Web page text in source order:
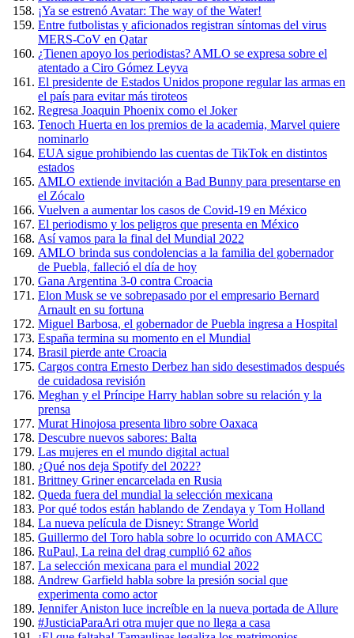
¡Ya se estrenó Avatar: The way of the Water!
Entre futbolistas y aficionados registran síntomas del virus
MERS-CoV en Qatar
¿Tienen apoyo los periodistas? AMLO se expresa sobre el
atentado a Ciro Gómez Leyva
El presidente de Estados Unidos propone regular las armas en
el país para evitar más tiroteos
Regresa Joaquin Phoenix como el Joker
Tenoch Huerta en los premios de la academia, Marvel quiere
nominarlo
EUA sigue prohibiendo las cuentas de TikTok en distintos
estados
AMLO extiende invitación a Bad Bunny para presentarse en
el Zócalo
Vuelven a aumentar los casos de Covid-19 en México
El periodismo y los peligros que presenta en México
Así vamos para la final del Mundial 2022
AMLO brinda sus condolencias a la familia del gobernador
de Puebla, falleció el día de hoy
Gana Argentina 3-0 contra Croacia
Elon Musk se ve sobrepasado por el empresario Bernard
Arnault en su fortuna
Miguel Barbosa, el gobernador de Puebla ingresa a Hospital
España termina su momento en el Mundial
Brasil pierde ante Croacia
Cargos contra Ernesto Derbez han sido desestimados después
de cuidadosa revisión
Meghan y el Príncipe Harry hablan sobre su relación y la
prensa
Murat Hinojosa presenta libro sobre Oaxaca
Descubre nuevos sabores: Balta
Las mujeres en el mundo digital actual
¿Qué nos deja Spotify del 2022?
Brittney Griner encarcelada en Rusia
Queda fuera del mundial la selección mexicana
Por qué todos están hablando de Zendaya y Tom Holland
La nueva película de Disney: Strange World
Guillermo del Toro habla sobre lo ocurrido con AMACC
RuPaul, La reina del drag cumplió 62 años
La selección mexicana para el mundial 2022
Andrew Garfield habla sobre la presión social que
experimenta como actor
Jennifer Aniston luce increíble en la nueva portada de Allure
#JusticiaParaAri otra mujer que no llega a casa